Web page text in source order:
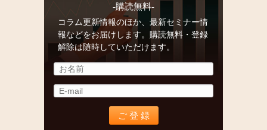
-購読無料-
コラム更新情報のほか、最新セミナー情
報などをお届けします。購読無料・登録
解除は随時していただけます。